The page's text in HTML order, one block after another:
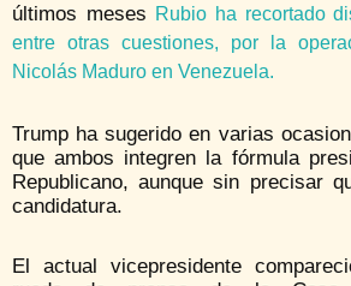
últimos meses Rubio ha recortado
entre otras cuestiones, por la
Nicolás Maduro en Venezuela.
Trump ha sugerido en varias
que ambos integren la fórmula
Republicano, aunque sin precisar
candidatura.
El actual vicepresidente